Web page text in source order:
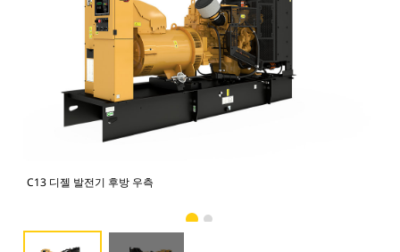
C13 디젤 발전기 후방 우측